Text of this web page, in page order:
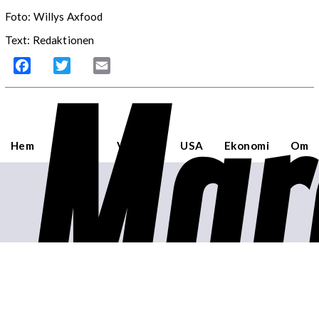
Foto: Willys Axfood
Text: Redaktionen
Facebook Twitter
Hem Världen USA Ekonomi Om